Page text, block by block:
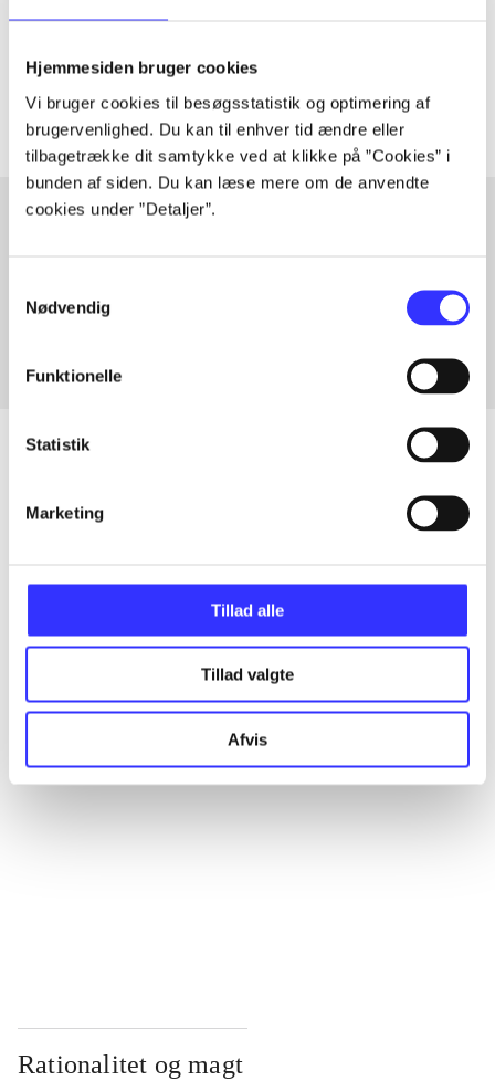
Hjemmesiden bruger cookies
Vi bruger cookies til besøgsstatistik og optimering af
brugervenlighed. Du kan til enhver tid ændre eller
tilbagetrække dit samtykke ved at klikke på ”Cookies” i
bunden af siden. Du kan læse mere om de anvendte
cookies under ”Detaljer”.
Nødvendig
Funktionelle
Statistik
Marketing
Tillad alle
Tillad valgte
Afvis
Artiklerne i handler ofte om
Fra
Artikler
Rationalitet og magt